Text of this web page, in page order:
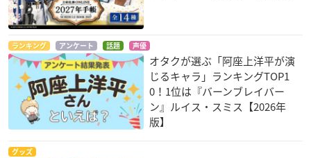
ランキング アンケート 話題 声優
オタクが選ぶ「阿座上洋平が演
じるキャラ」ランキングTOP1
0！1位は『バーンブレイバー
ン』ルイス・スミス【2026年
版】
グッズ